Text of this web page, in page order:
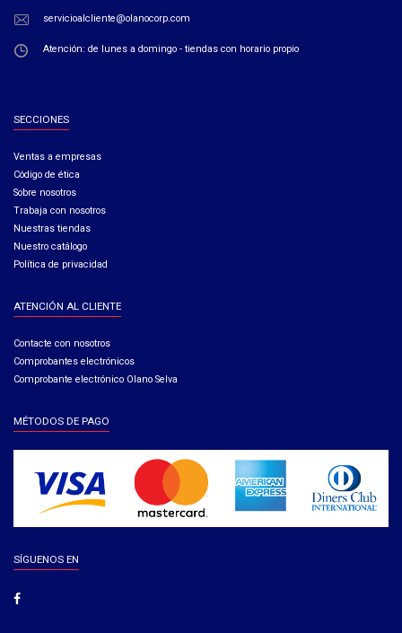
servicioalcliente@olanocorp.com
Atención: de lunes a domingo - tiendas con horario propio
SECCIONES
Ventas a empresas​
Código de ética​
Sobre nosotros
Trabaja con nosotros
Nuestras tiendas
Nuestro catálogo
Política de privacidad
ATENCIÓN AL CLIENTE
Contacte con nosotros
Comprobantes electrónicos
Comprobante electrónico Olano Selva
MÉTODOS DE PAGO
SÍGUENOS EN